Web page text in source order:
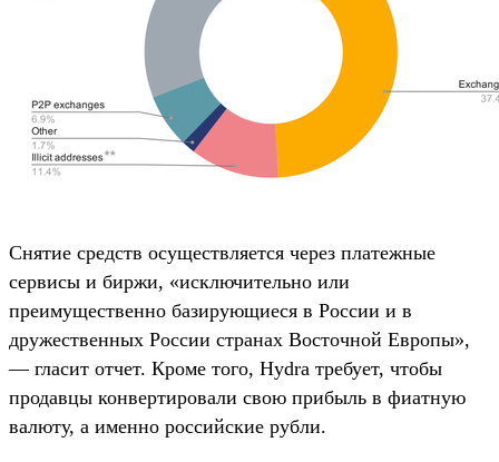
Снятие средств осуществляется через платежные
сервисы и биржи, «исключительно или
преимущественно базирующиеся в России и в
дружественных России странах Восточной Европы»,
— гласит отчет. Кроме того, Hydra требует, чтобы
продавцы конвертировали свою прибыль в фиатную
валюту, а именно российские рубли.